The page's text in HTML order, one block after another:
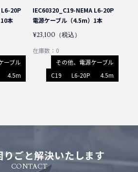
L6-20P
本
ーブル
4.5m
IEC60320_C19-NEMA L6-20P
電源ケーブル（4.5m）1本
¥23,100（税込）
在庫数：0
その他、電源ケーブル
C19
L6-20P 4.5m
ごと解決いたします
CONTACT